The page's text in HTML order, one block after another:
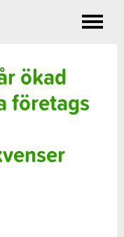
Toggle
ökad
företags